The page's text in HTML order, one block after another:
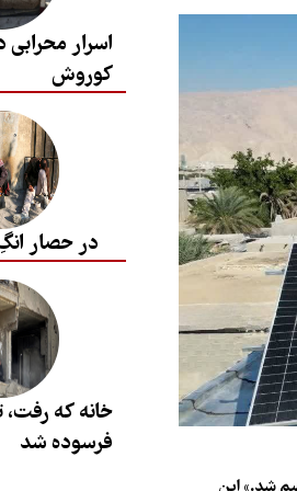
اسرار محرابی
کوروش
در حصار انگِ
خانه که رفت،
فرسوده شد